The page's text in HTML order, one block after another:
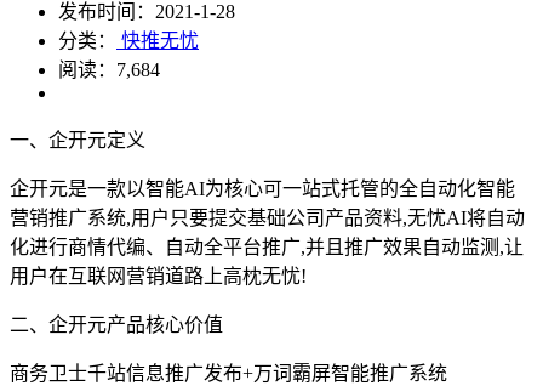
发布时间：2021-1-28
分类：
快推无忧
阅读：7,684
一、企开元定义
企开元是一款以智能AI为核心可一站式托管的全自动化智能
营销推广系统,用户只要提交基础公司产品资料,无忧AI将自动
化进行商情代编、自动全平台推广,并且推广效果自动监测,让
用户在互联网营销道路上高枕无忧!
二、企开元产品核心价值
商务卫士千站信息推广发布+万词霸屏智能推广系统